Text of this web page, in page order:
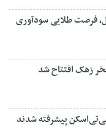
فرصت طلایی سودآوری
زهک افتتاح شد
پیشرفته شدند